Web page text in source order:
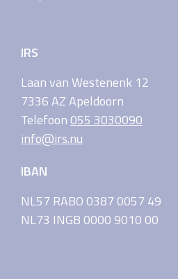
IRS
Laan van Westenenk 12
7336 AZ Apeldoorn
Telefoon 055 3030090
info@irs.nu
IBAN
NL57 RABO 0387 0057 49
NL73 INGB 0000 9010 00